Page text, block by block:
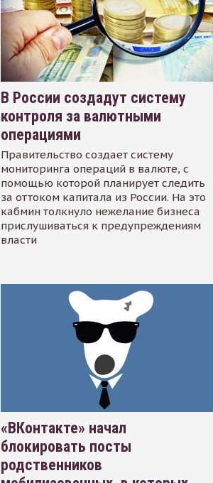
В России создадут систему
контроля за валютными
операциями
Правительство создает систему
мониторинга операций в валюте, с
помощью которой планирует следить
за оттоком капитала из России. На это
кабмин толкнуло нежелание бизнеса
прислушиваться к предупреждениям
власти
«ВКонтакте» начал
блокировать посты
родственников